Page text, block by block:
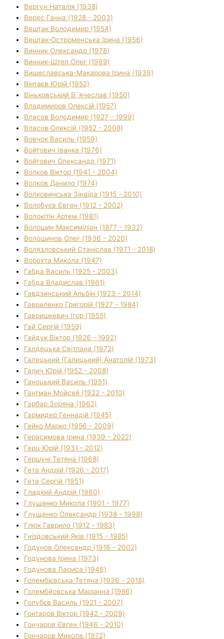
Вергун Наталія (1938)
Верес Ганна (1928 - 2003)
Вештак Володимир (1954)
Вештак-Остроменська Ірина (1956)
Винник Олександр (1978)
Винник-Штеп Олег (1969)
Вишеславська-Макарова Ірина (1939)
Вінтаєв Юрій (1952)
Віньковський В`ячеслав (1950)
Владимиров Олексій (1957)
Власов Володимир (1927 - 1999)
Власов Олексій (1952 - 2008)
Вовчок Василь (1959)
Войтович Іванка (1976)
Войтович Олександр (1971)
Волков Віктор (1941 - 2004)
Волков Данило (1974)
Волковинська Зінаїда (1915 - 2010)
Волобуєв Євген (1912 - 2002)
Волокітін Артем (1981)
Волошин Максиміліан (1877 - 1932)
Волошинов Олег (1936 - 2020)
Волязловський Станіслав (1971 - 2018)
Ворохта Микола (1947)
Габда Василь (1925 - 2003)
Габда Владислав (1961)
Гавдзинський Альбін (1923 - 2014)
Гавриленко Григорій (1927 - 1984)
Гавришкевич Ігор (1955)
Гай Сергій (1959)
Гайдук Віктор (1926 - 1992)
Галдецька Світлана (1972)
Галецький (Галицький) Анатолій (1973)
Галич Юрій (1952 - 2008)
Ганоцький Василь (1951)
Гантман Мойсей (1922 - 2010)
Гарбар Зоряна (1962)
Гармидер Геннадій (1945)
Гейко Марко (1956 - 2009)
Герасимова Ірина (1939 - 2022)
Герц Юрій (1931 - 2012)
Гершуні Тетяна (1968)
Гета Андрій (1926 - 2017)
Гета Сергій (1951)
Гладкий Андрій (1960)
Глущенко Микола (1901 - 1977)
Глущенко Олександр (1938 - 1998)
Глюк Гаврило (1912 - 1983)
Гніздовський Яків (1915 - 1985)
Годунов Олександр (1916 - 2002)
Годунова Ірина (1973)
Годунова Лариса (1946)
Голембієвська Тетяна (1936 - 2018)
Голембйовська Маріанна (1986)
Голубєв Василь (1921 - 2007)
Гонтаров Віктор (1942 - 2009)
Гончаров Євген (1946 - 2010)
Гончаров Микола (1972)